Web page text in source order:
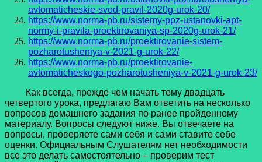
avtomaticheskie-svod-pravil-2020g-urok-20/
https://www.norma-pb.ru/sistemy-ppz-ustanovki-apt-
normy-i-pravila-proektirovaniya-sp-2020g-urok-21/
https://www.norma-pb.ru/proektirovanie-sistem-
pozharotusheniya-v-2021-g-urok-22/
https://www.norma-pb.ru/proektirovanie-
avtomaticheskogo-pozharotusheniya-v-2021-g-urok-23/
Как всегда, прежде чем начать тему двадцать
четвертого урока, предлагаю Вам ответить на несколько
вопросов домашнего задания по ранее пройденному
материалу. Вопросы следуют ниже. Вы отвечаете на
вопросы, проверяете сами себя и сами ставите себе
оценки. Официальным Слушателям нет необходимости
все это делать самостоятельно – проверим тест